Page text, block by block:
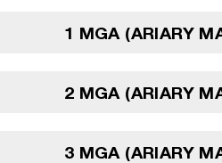
1 MGA (ARIARY
2 MGA (ARIARY
3 MGA (ARIARY